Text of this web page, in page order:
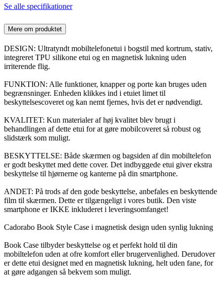
Se alle specifikationer
Mere om produktet
DESIGN: Ultratyndt mobiltelefonetui i bogstil med kortrum, stativ,
integreret TPU silikone etui og en magnetisk lukning uden
irriterende flig.
FUNKTION: Alle funktioner, knapper og porte kan bruges uden
begrænsninger. Enheden klikkes ind i etuiet limet til
beskyttelsescoveret og kan nemt fjernes, hvis det er nødvendigt.
KVALITET: Kun materialer af høj kvalitet blev brugt i
behandlingen af dette etui for at gøre mobilcoveret så robust og
slidstærk som muligt.
BESKYTTELSE: Både skærmen og bagsiden af din mobiltelefon
er godt beskyttet med dette cover. Det indbyggede etui giver ekstra
beskyttelse til hjørnerne og kanterne på din smartphone.
ANDET: På trods af den gode beskyttelse, anbefales en beskyttende
film til skærmen. Dette er tilgængeligt i vores butik. Den viste
smartphone er IKKE inkluderet i leveringsomfanget!
Cadorabo Book Style Case i magnetisk design uden synlig lukning
Book Case tilbyder beskyttelse og et perfekt hold til din
mobiltelefon uden at ofre komfort eller brugervenlighed. Derudover
er dette etui designet med en magnetisk lukning, helt uden fane, for
at gøre adgangen så bekvem som muligt.